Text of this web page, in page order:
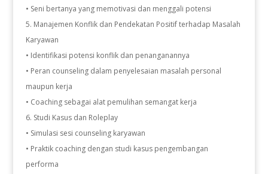
• Seni bertanya yang memotivasi dan menggali potensi
Manajemen Konflik dan Pendekatan Positif terhadap Masalah
Karyawan
• Identifikasi potensi konflik dan penanganannya
• Peran counseling dalam penyelesaian masalah personal
maupun kerja
• Coaching sebagai alat pemulihan semangat kerja
Studi Kasus dan Roleplay
• Simulasi sesi counseling karyawan
• Praktik coaching dengan studi kasus pengembangan
performa